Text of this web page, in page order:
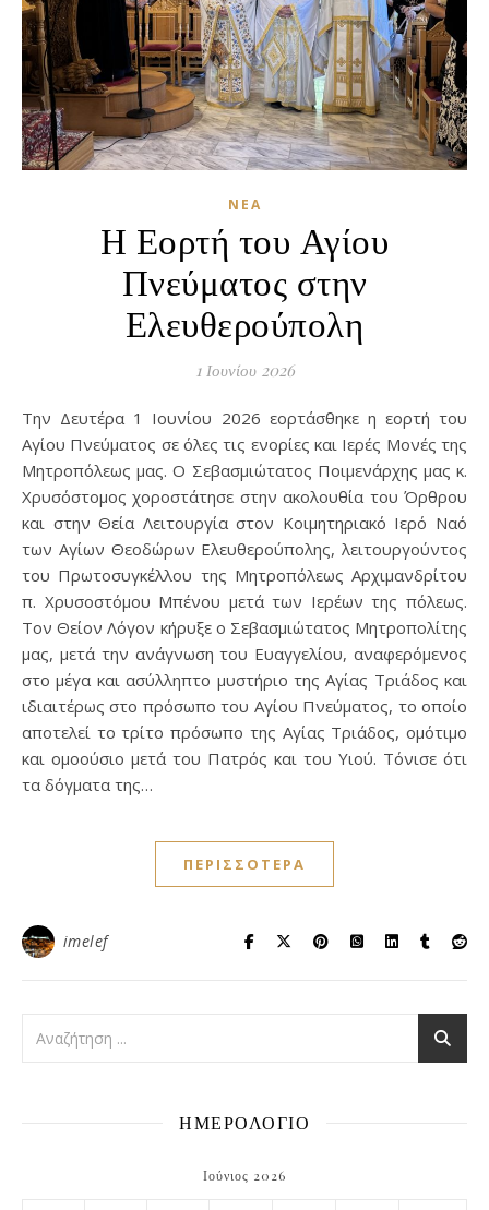
ΝΈΑ
Η Εορτή του Αγίου
Πνεύματος στην
Ελευθερούπολη
1 Ιουνίου 2026
Την Δευτέρα 1 Ιουνίου 2026 εορτάσθηκε η εορτή του
Αγίου Πνεύματος σε όλες τις ενορίες και Ιερές Μονές της
Μητροπόλεως μας. Ο Σεβασμιώτατος Ποιμενάρχης μας κ.
Χρυσόστομος χοροστάτησε στην ακολουθία του Όρθρου
και στην Θεία Λειτουργία στον Κοιμητηριακό Ιερό Ναό
των Αγίων Θεοδώρων Ελευθερούπολης, λειτουργούντος
του Πρωτοσυγκέλλου της Μητροπόλεως Αρχιμανδρίτου
π. Χρυσοστόμου Μπένου μετά των Ιερέων της πόλεως.
Τον Θείον Λόγον κήρυξε ο Σεβασμιώτατος Μητροπολίτης
μας, μετά την ανάγνωση του Ευαγγελίου, αναφερόμενος
στο μέγα και ασύλληπτο μυστήριο της Αγίας Τριάδος και
ιδιαιτέρως στο πρόσωπο του Αγίου Πνεύματος, το οποίο
αποτελεί το τρίτο πρόσωπο της Αγίας Τριάδος, ομότιμο
και ομοούσιο μετά του Πατρός και του Υιού. Τόνισε ότι
τα δόγματα της…
ΠΕΡΙΣΣΌΤΕΡΑ
imelef
ΗΜΕΡΟΛΟΓΙΟ
Ιούνιος 2026